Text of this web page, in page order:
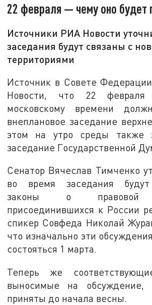
22 февраля — чему оно будет
Источники РИА Новости
заседания будут связаны с
территориями
Источник в Совете Федерации
Новости, что 22
московскому времени
внеплановое заседание
этом на утро среды также
заседание Государственной
Сенатор Вячеслав Тимченко
во время заседания будут
законы о правовой
присоединившихся к России
спикер Совфеда Николай
что изначально эти
состояться 1 марта.
Теперь же
выносимые на
приняты до начала весны.